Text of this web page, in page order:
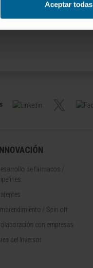
Aceptar todas
de fármacos /
/ Spin off
con empresas
del Inversor